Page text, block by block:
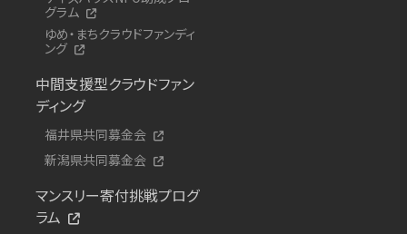
グラム
ゆめ・まちクラウドファンディ
ング
中間支援型クラウドファン
ディング
福井県共同募金会
新潟県共同募金会
マンスリー寄付挑戦プログ
ラム